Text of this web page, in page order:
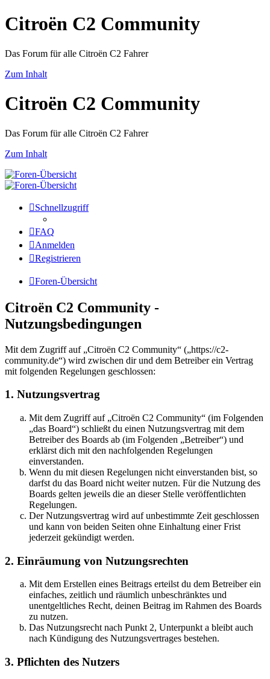
Citroën C2 Community
Das Forum für alle Citroën C2 Fahrer
Zum Inhalt
Citroën C2 Community
Das Forum für alle Citroën C2 Fahrer
Zum Inhalt
Schnellzugriff
FAQ
Anmelden
Registrieren
Foren-Übersicht
Citroën C2 Community -
Nutzungsbedingungen
Mit dem Zugriff auf „Citroën C2 Community“ („https://c2-
community.de“) wird zwischen dir und dem Betreiber ein Vertrag
mit folgenden Regelungen geschlossen:
1. Nutzungsvertrag
Mit dem Zugriff auf „Citroën C2 Community“ (im Folgenden
„das Board“) schließt du einen Nutzungsvertrag mit dem
Betreiber des Boards ab (im Folgenden „Betreiber“) und
erklärst dich mit den nachfolgenden Regelungen
einverstanden.
Wenn du mit diesen Regelungen nicht einverstanden bist, so
darfst du das Board nicht weiter nutzen. Für die Nutzung des
Boards gelten jeweils die an dieser Stelle veröffentlichten
Regelungen.
Der Nutzungsvertrag wird auf unbestimmte Zeit geschlossen
und kann von beiden Seiten ohne Einhaltung einer Frist
jederzeit gekündigt werden.
2. Einräumung von Nutzungsrechten
Mit dem Erstellen eines Beitrags erteilst du dem Betreiber ein
einfaches, zeitlich und räumlich unbeschränktes und
unentgeltliches Recht, deinen Beitrag im Rahmen des Boards
zu nutzen.
Das Nutzungsrecht nach Punkt 2, Unterpunkt a bleibt auch
nach Kündigung des Nutzungsvertrages bestehen.
3. Pflichten des Nutzers